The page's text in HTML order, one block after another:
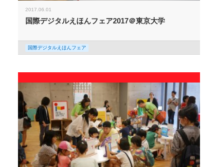
2017.06.01
国際デジタルえほんフェア2017＠東京大学
国際デジタルえほんフェア